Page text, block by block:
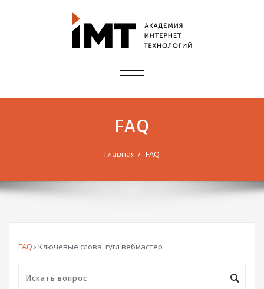
ПОКАЗАТЬ/
FAQ
Главная FAQ
FAQ › Ключевые слова: гугл вебмастер